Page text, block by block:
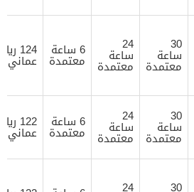
30
ساعة
معتمدة
24
ساعة
معتمدة
6 ساعة
معتمدة
124 ريال
عماني
30
ساعة
معتمدة
24
ساعة
معتمدة
6 ساعة
معتمدة
122 ريال
عماني
30
24